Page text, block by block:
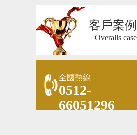
客戶案例
Overalls case
全國熱線
0512-
66051296